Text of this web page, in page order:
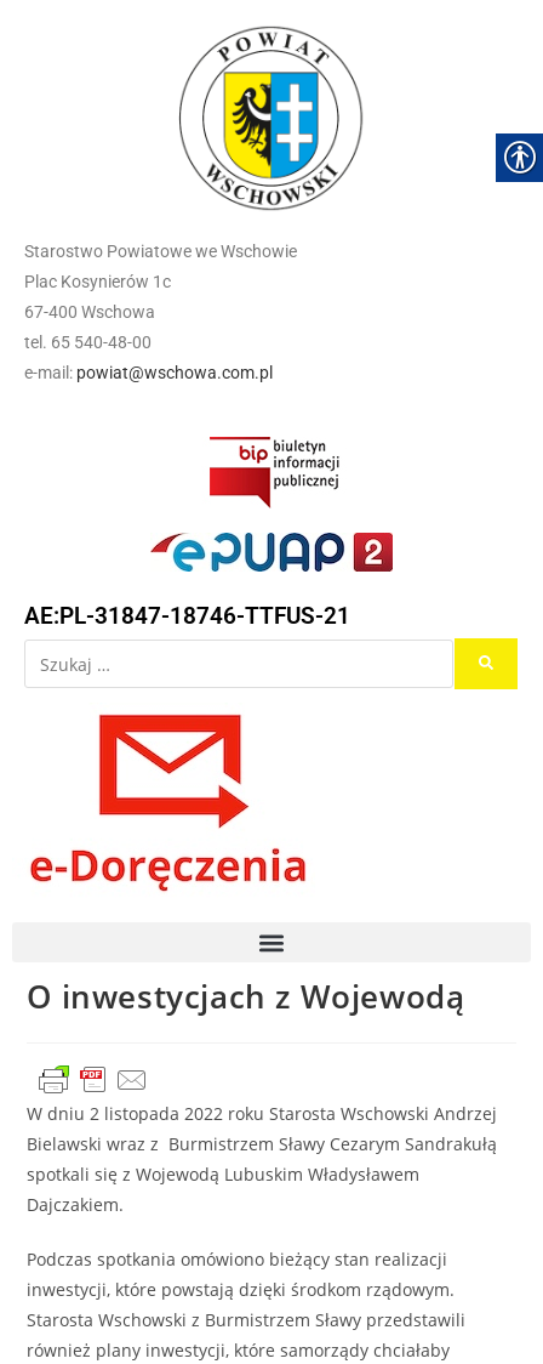
Starostwo Powiatowe we Wschowie
Plac Kosynierów 1c
67-400 Wschowa
tel. 65 540-48-00
e-mail: powiat@wschowa.com.pl
AE:PL-31847-18746-TTFUS-21
O inwestycjach z Wojewodą
W dniu 2 listopada 2022 roku Starosta Wschowski Andrzej
Bielawski wraz z Burmistrzem Sławy Cezarym Sandrakułą
spotkali się z Wojewodą Lubuskim Władysławem
Dajczakiem.
Podczas spotkania omówiono bieżący stan realizacji
inwestycji, które powstają dzięki środkom rządowym.
Starosta Wschowski z Burmistrzem Sławy przedstawili
również plany inwestycji, które samorządy chciałaby